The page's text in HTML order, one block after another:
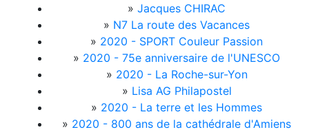
» Jacques CHIRAC
» N7 La route des Vacances
» 2020 - SPORT Couleur Passion
» 2020 - 75e anniversaire de l'UNESCO
» 2020 - La Roche-sur-Yon
» Lisa AG Philapostel
» 2020 - La terre et les Hommes
» 2020 - 800 ans de la cathédrale d'Amiens